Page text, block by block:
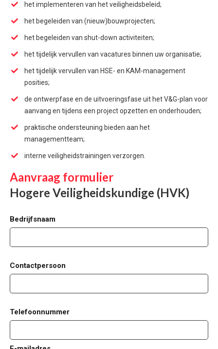
het implementeren van het veiligheidsbeleid;
het begeleiden van (nieuw)bouwprojecten;
het begeleiden van shut-down activiteiten;
het tijdelijk vervullen van vacatures binnen uw organisatie;
het tijdelijk vervullen van HSE- en KAM-management
posities;
de ontwerpfase en de uitvoeringsfase uit het V&G-plan voor
aanvang en tijdens een project opzetten en onderhouden;
praktische ondersteuning bieden aan het
managementteam;
interne veiligheidstrainingen verzorgen.
Aanvraag formulier
Hogere Veiligheidskundige (HVK)
Bedrijfsnaam
Contactpersoon
Telefoonnummer